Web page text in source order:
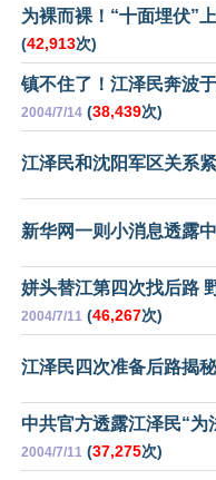
为裸而裸！“十面埋伏”
(42,913次)
镇不住了！江泽民奔波
2004/7/14 (38,439次)
江泽民和沈阳军区关系
新华网一则小消息透露
姘头替江第四次找后路
2004/7/11 (46,267次)
江泽民四次准备后路揭秘
中共官方透露江泽民“为
2004/7/11 (37,275次)